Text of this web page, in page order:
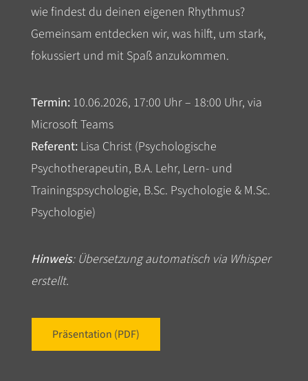
wie findest du deinen eigenen Rhythmus?
Gemeinsam entdecken wir, was hilft, um stark,
fokussiert und mit Spaß anzukommen.
Termin: 10.06.2026, 17:00 Uhr – 18:00 Uhr, via
Microsoft Teams
Referent: Lisa Christ (Psychologische
Psychotherapeutin, B.A. Lehr, Lern- und
Trainingspsychologie, B.Sc. Psychologie & M.Sc.
Psychologie)
Hinweis: Übersetzung automatisch via Whisper
erstellt.
Präsentation (PDF)